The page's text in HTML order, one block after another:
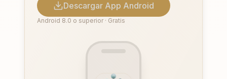
Descargar App Android
Android 8.0 o superior · Gratis